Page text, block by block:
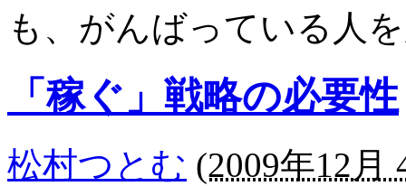
も、がんばっている人
「稼ぐ」戦略の必要性
松村つとむ (2009年12月